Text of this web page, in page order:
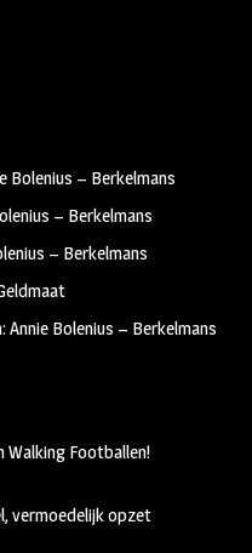
Bolenius – Berkelmans
– Berkelmans
– Berkelmans
Annie Bolenius – Berkelmans
Walking Footballen!
vermoedelijk opzet